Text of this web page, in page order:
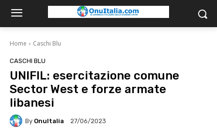
Home Caschi Blu
CASCHI BLU
UNIFIL: esercitazione comune
Sector West e forze armate
libanesi
By OnuItalia 27/06/2023